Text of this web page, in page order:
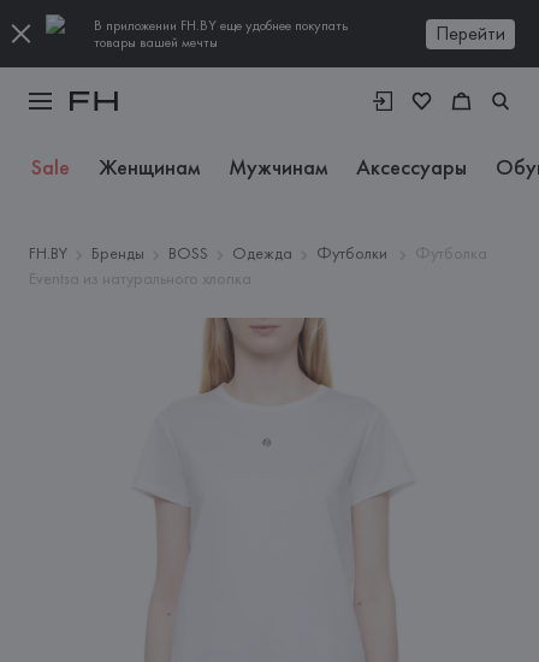
В приложении FH.BY еще удобнее покупать
товары вашей мечты
Перейти
Sale Женщинам Мужчинам Аксессуары
FH.BY Бренды BOSS Одежда Футболки
Футболка
Eventsa из натурального хлопка